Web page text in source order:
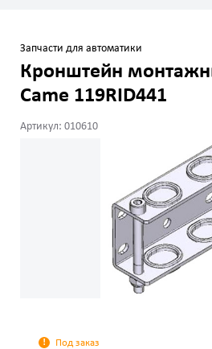
Запчасти для автоматики
Кронштейн
Came 119RID441
Артикул: 010610
Под заказ